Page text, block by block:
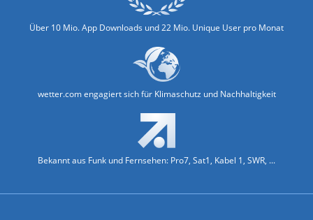
Über 10 Mio. App Downloads und 22 Mio. Unique User pro Monat
wetter.com engagiert sich für Klimaschutz und Nachhaltigkeit
Bekannt aus Funk und Fernsehen: Pro7, Sat1, Kabel 1, SWR, ...